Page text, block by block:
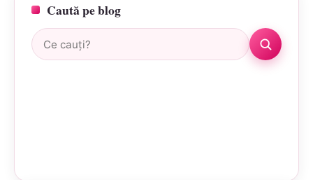
Caută pe blog
Caută: